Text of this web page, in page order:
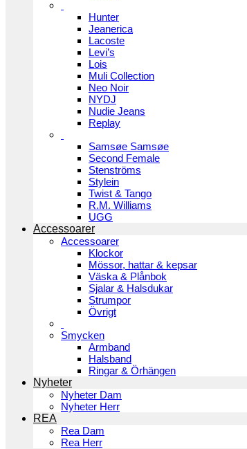
Hunter
Jeanerica
Lacoste
Levi’s
Lois
Muli Collection
Neo Noir
NYDJ
Nudie Jeans
Replay
Samsøe Samsøe
Second Female
Stenströms
Stylein
Twist & Tango
R.M. Williams
UGG
Accessoarer
Accessoarer
Klockor
Mössor, hattar & kepsar
Väska & Plånbok
Sjalar & Halsdukar
Strumpor
Övrigt
Smycken
Armband
Halsband
Ringar & Örhängen
Nyheter
Nyheter Dam
Nyheter Herr
REA
Rea Dam
Rea Herr